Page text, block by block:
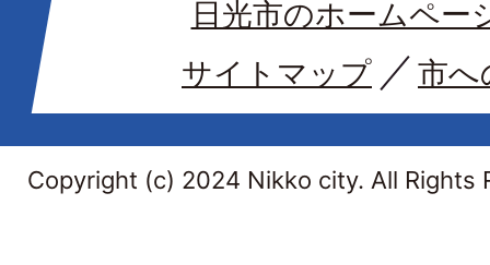
日光市のホームペー
サイトマップ
市へ
Copyright (c) 2024 Nikko city. All Rights